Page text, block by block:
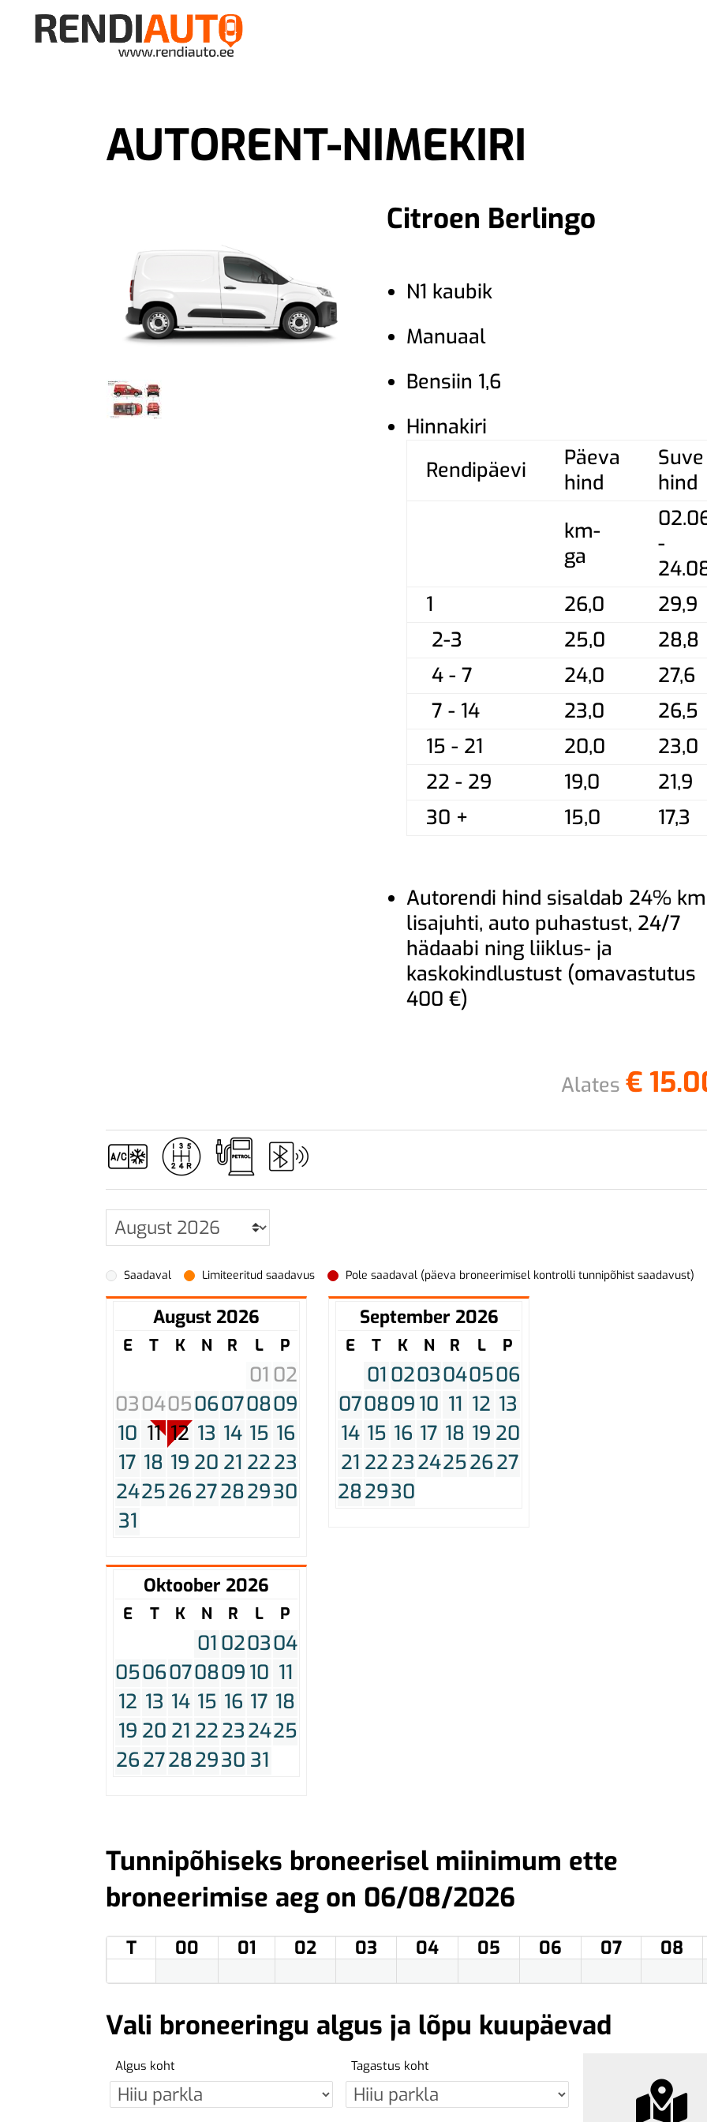
AUTORENT-NIMEKIRI
Citroen Berlingo
N1 kaubik
Manuaal
Bensiin 1,6
Hinnakiri
Rendipäevi
Päeva
hind
Suve
hind
km-
ga
-
1
26,0
29,9
2-3
25,0
28,8
4 - 7
24,0
27,6
7 - 14
23,0
26,5
15 - 21
20,0
23,0
22 - 29
19,0
21,9
30 +
15,0 17,3
Autorendi hind sisaldab 24%
lisajuhti, auto puhastust, 24/7
hädaabi ning liiklus- ja
kaskokindlustust (omavastutus
400 €)
Alates €
Saadaval Limiteeritud saadavus Pole saadaval (päeva broneerimisel kontrolli tunnipõhist saadavust)
August 2026
E T K N R L P
01 02
03040506070809
10 11 12 13 14 15 16
17 18 19 20 21 2223
24252627282930
31
September 2026
E T K N R L P
01 0203040506
070809 10 11 12 13
14 15 16 17 18 19 20
21 222324252627
282930
Oktoober 2026
E T K N R L P
01 020304
0506070809 10 11
12 13 14 15 16 17 18
19 20 21 22232425
2627282930 31
Tunnipõhiseks broneerisel miinimum ette
broneerimise aeg on 06/08/2026
T 00 01 02 03 04 05 06 07 08
Vali broneeringu algus ja lõpu kuupäevad
Algus koht Tagastus koht